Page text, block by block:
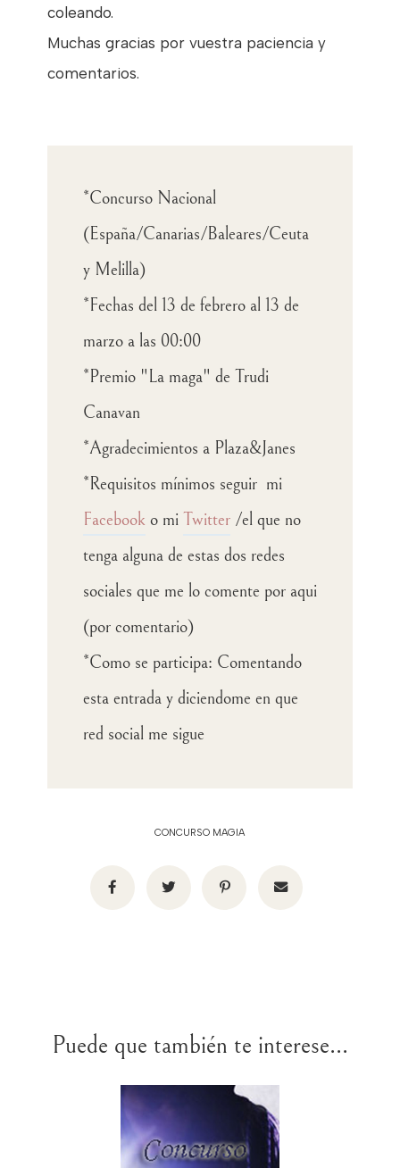
coleando.
Muchas gracias por vuestra paciencia y
comentarios.
*Concurso Nacional
(España/Canarias/Baleares/Ceuta
y Melilla)
*Fechas del 13 de febrero al 13 de
marzo a las 00:00
*Premio "La maga" de Trudi
Canavan
*Agradecimientos a Plaza&Janes
*Requisitos mínimos seguir mi
Facebook o mi Twitter/el que no
tenga alguna de estas dos redes
sociales que me lo comente por aqui
(por comentario)
*Como se participa: Comentando
esta entrada y diciendome en que
red social me sigue
CONCURSO MAGIA
Puede que también te interese...